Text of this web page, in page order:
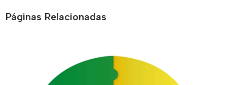
Páginas Relacionadas